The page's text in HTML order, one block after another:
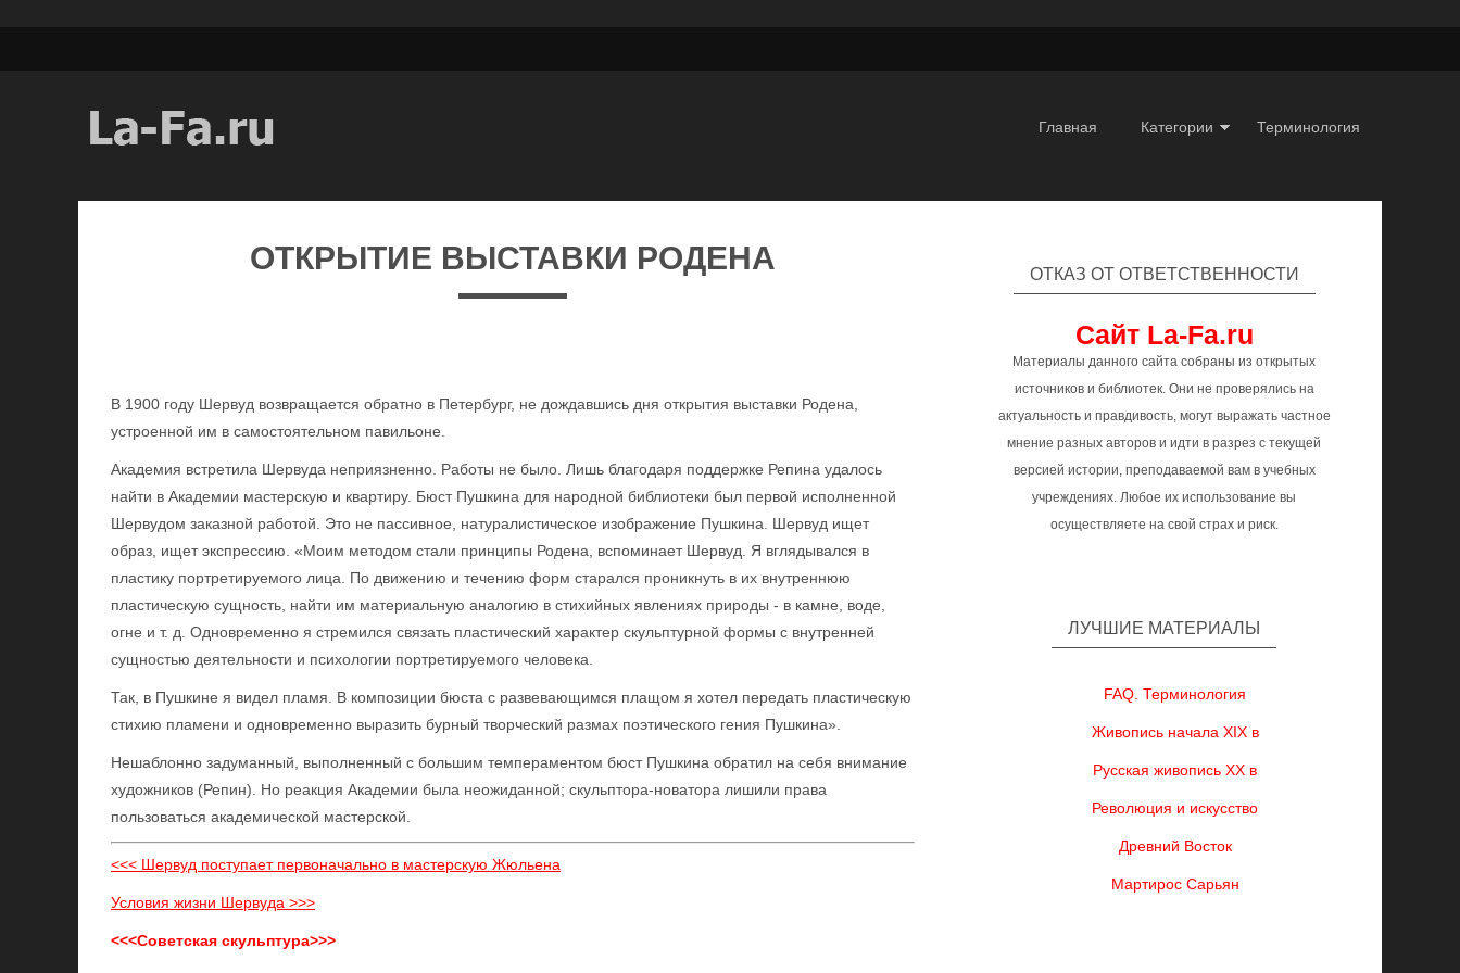
Главная Категории Терминология
ОТКРЫТИЕ ВЫСТАВКИ РОДЕНА
В 1900 году Шервуд возвращается обратно в Петербург, не дождавшись дня открытия выставки Родена,
устроенной им в самостоятельном павильоне.
Академия встретила Шервуда неприязненно. Работы не было. Лишь благодаря поддержке Репина удалось
найти в Академии мастерскую и квартиру. Бюст Пушкина для народной библиотеки был первой исполненной
Шервудом заказной работой. Это не пассивное, натуралистическое изображение Пушкина. Шервуд ищет
образ, ищет экспрессию. «Моим методом стали принципы Родена, вспоминает Шервуд. Я вглядывался в
пластику портретируемого лица. По движению и течению форм старался проникнуть в их внутреннюю
пластическую сущность, найти им материальную аналогию в стихийных явлениях природы - в камне, воде,
огне и т. д. Одновременно я стремился связать пластический характер скульптурной формы с внутренней
сущностью деятельности и психологии портретируемого человека.
Так, в Пушкине я видел пламя. В композиции бюста с развевающимся плащом я хотел передать пластическую
стихию пламени и одновременно выразить бурный творческий размах поэтического гения Пушкина».
Нешаблонно задуманный, выполненный с большим темпераментом бюст Пушкина обратил на себя внимание
художников (Репин). Но реакция Академии была неожиданной; скульптора-новатора лишили права
пользоваться академической мастерской.
<<< Шервуд поступает первоначально в мастерскую Жюльена
Условия жизни Шервуда >>>
<<<Советская скульптура>>>
ОТКАЗ ОТ ОТВЕТСТВЕННОСТИ
Сайт La-Fa.ru
Материалы данного сайта собраны из открытых
источников и библиотек. Они не проверялись на
актуальность и правдивость, могут выражать частное
мнение разных авторов и идти в разрез с текущей
версией истории, преподаваемой вам в учебных
учреждениях. Любое их использование вы
осуществляете на свой страх и риск.
ЛУЧШИЕ МАТЕРИАЛЫ
FAQ. Терминология
Живопись начала XIX в
Русская живопись XX в
Революция и искусство
Древний Восток
Мартирос Сарьян